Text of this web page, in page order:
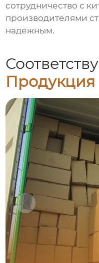
сотрудничество с
производителями
надежным.
Продукция